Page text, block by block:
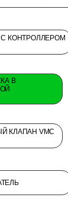
КОНТРОЛЛЕРОМ
В
КЛАПАН VMC